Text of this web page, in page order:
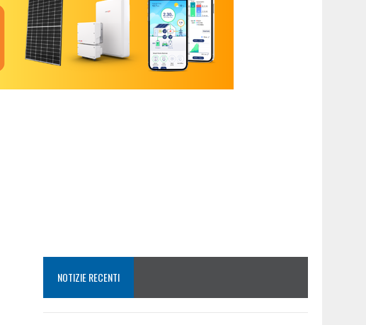
NOTIZIE RECENTI